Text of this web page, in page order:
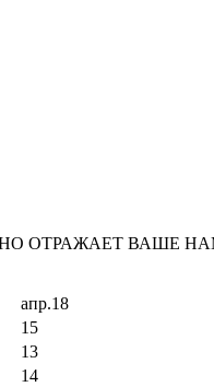
ОТРАЖАЕТ ВАШЕ
апр.18
15
13
14